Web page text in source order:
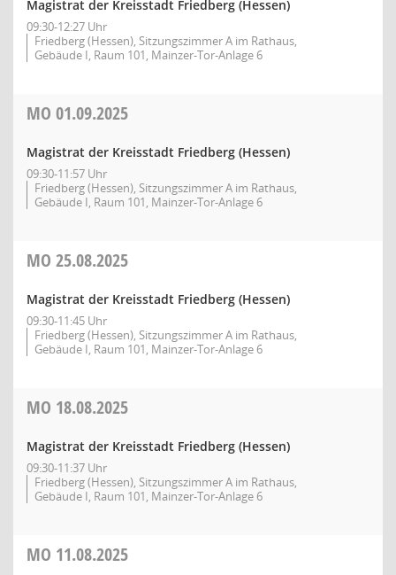
Magistrat der Kreisstadt Friedberg (Hessen)
09:30-12:27 Uhr
Friedberg (Hessen), Sitzungszimmer A im Rathaus,
Gebäude I, Raum 101, Mainzer-Tor-Anlage 6
MO 01.09.2025
Magistrat der Kreisstadt Friedberg (Hessen)
09:30-11:57 Uhr
Friedberg (Hessen), Sitzungszimmer A im Rathaus,
Gebäude I, Raum 101, Mainzer-Tor-Anlage 6
MO 25.08.2025
Magistrat der Kreisstadt Friedberg (Hessen)
09:30-11:45 Uhr
Friedberg (Hessen), Sitzungszimmer A im Rathaus,
Gebäude I, Raum 101, Mainzer-Tor-Anlage 6
MO 18.08.2025
Magistrat der Kreisstadt Friedberg (Hessen)
09:30-11:37 Uhr
Friedberg (Hessen), Sitzungszimmer A im Rathaus,
Gebäude I, Raum 101, Mainzer-Tor-Anlage 6
MO 11.08.2025